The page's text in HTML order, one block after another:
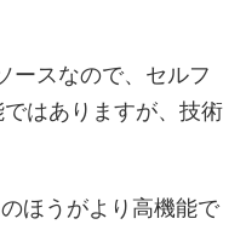
ースなので、セルフ
はありますが、技術
ほうがより高機能で